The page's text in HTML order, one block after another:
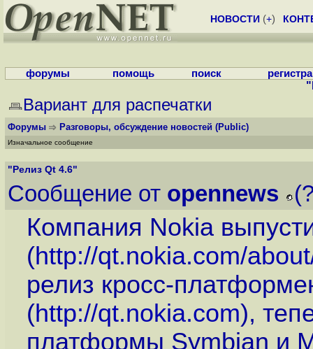
НОВОСТИ (+)
форумы помощь поиск
Вариант для распечатки
Форумы Разговоры, обсуждение новостей (Public)
Изначальное сообщение
"Релиз Qt 4.6"
Сообщение от opennews
Компания Nokia
(http://qt.nokia.com/
релиз кросс-
(http://qt.nokia.com),
платформы Symbian и